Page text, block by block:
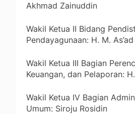
Akhmad Zainuddin
Wakil Ketua II Bidang
Pendayagunaan: H. M. As’ad
Wakil Ketua III Bagian
Keuangan, dan Pelaporan:
Wakil Ketua IV Bagian
Umum: Siroju Rosidin